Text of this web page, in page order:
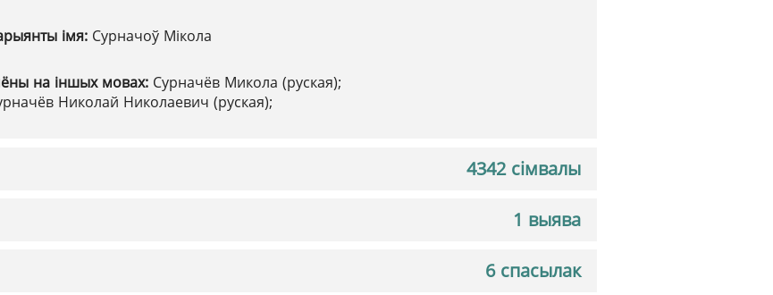
імя: Сурначоў Мікола
на іншых мовах: Сурначёв Микола (руская);
Николай Николаевич (руская);
4342 сімвалы
1 выява
6 спасылак